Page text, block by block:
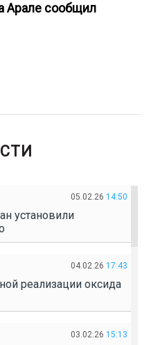
Арале сообщил
05.02.26 14:50
установили
04.02.26 17:43
реализации оксида
03.02.26 15:13